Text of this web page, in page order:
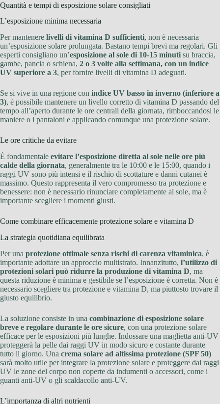
Quantità e tempi di esposizione solare consigliati
L’esposizione minima necessaria
Per mantenere livelli di vitamina D sufficienti, non è necessaria
un’esposizione solare prolungata. Bastano tempi brevi ma regolari. Gli
esperti consigliano un’esposizione al sole di 10-15 minuti su braccia,
gambe, pancia o schiena, 2 o 3 volte alla settimana, con un indice
UV superiore a 3, per fornire livelli di vitamina D adeguati.
Se si vive in una regione con indice UV basso in inverno (inferiore a
3), è possibile mantenere un livello corretto di vitamina D passando del
tempo all’aperto durante le ore centrali della giornata, rimboccandosi le
maniere o i pantaloni e applicando comunque una protezione solare.
Le ore critiche da evitare
È fondamentale evitare l’esposizione diretta al sole nelle ore più
calde della giornata, generalmente tra le 10:00 e le 15:00, quando i
raggi UV sono più intensi e il rischio di scottature e danni cutanei è
massimo. Questo rappresenta il vero compromesso tra protezione e
benessere: non è necessario rinunciare completamente al sole, ma è
importante scegliere i momenti giusti.
Come combinare efficacemente protezione solare e vitamina D
La strategia quotidiana equilibrata
Per una protezione ottimale senza rischi di carenza vitaminica, è
importante adottare un approccio multistrato. Innanzitutto, l’utilizzo di
protezioni solari può ridurre la produzione di vitamina D, ma
questa riduzione è minima e gestibile se l’esposizione è corretta. Non è
necessario scegliere tra protezione e vitamina D, ma piuttosto trovare il
giusto equilibrio.
La soluzione consiste in una combinazione di esposizione solare
breve e regolare durante le ore sicure, con una protezione solare
efficace per le esposizioni più lunghe. Indossare una maglietta anti-UV
proteggerà la pelle dai raggi UV in modo sicuro e costante durante
tutto il giorno. Una crema solare ad altissima protezione (SPF 50)
sarà molto utile per integrare la protezione solare e proteggere dai raggi
UV le zone del corpo non coperte da indumenti o accessori, come i
guanti anti-UV o gli scaldacollo anti-UV.
L’importanza di altri nutrienti